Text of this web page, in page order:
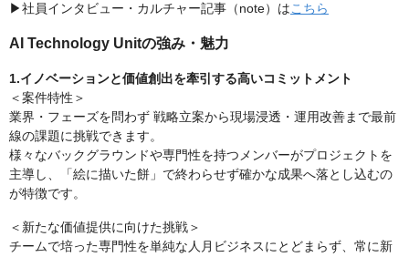
▶社員インタビュー・カルチャー記事（note）はこちら
AI Technology Unitの強み・魅力
1.イノベーションと価値創出を牽引する高いコミットメント
＜案件特性＞
業界・フェーズを問わず 戦略立案から現場浸透・運用改善まで最前
線の課題に挑戦できます。
様々なバックグラウンドや専門性を持つメンバーがプロジェクトを
主導し、「絵に描いた餅」で終わらせず確かな成果へ落とし込むの
が特徴です。
＜新たな価値提供に向けた挑戦＞
チームで培った専門性を単純な人月ビジネスにとどまらず、常に新